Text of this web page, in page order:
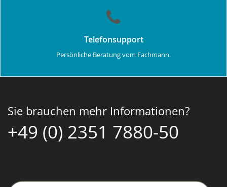
Telefonsupport
Persönliche Beratung vom Fachmann.
Sie brauchen mehr Informationen?
+49 (0) 2351 7880-50